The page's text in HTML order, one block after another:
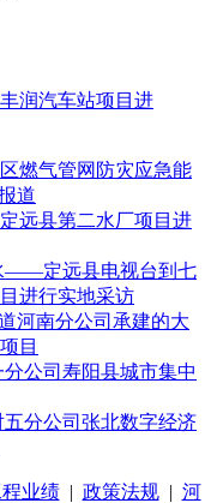
润汽车站项目进
燃气管网防灾应急能
道
远县第二水厂项目进
——定远县电视台到七
进行实地采访
河南分公司承建的大
目
公司寿阳县城市集中
分公司张北数字经济
业绩| 政策法规| 河